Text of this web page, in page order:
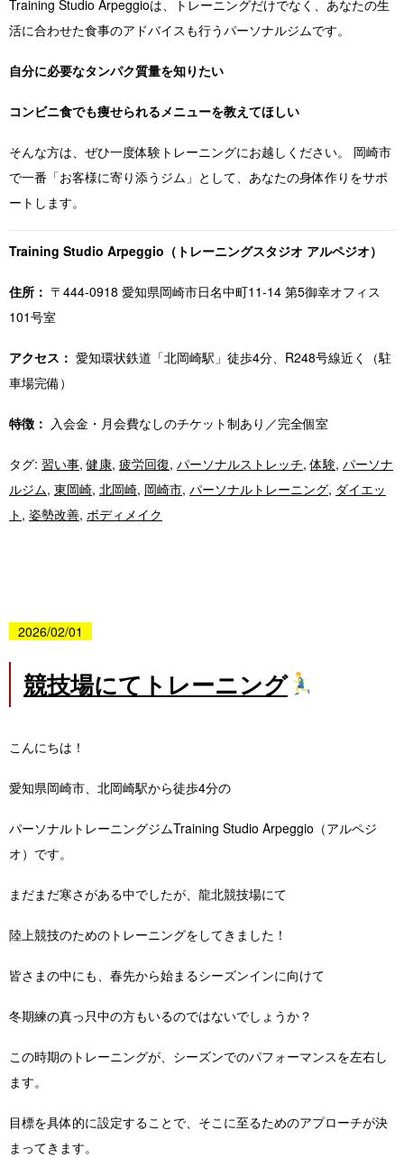
Training Studio Arpeggioは、トレーニングだけでなく、あなたの生
活に合わせた食事のアドバイスも行うパーソナルジムです。
自分に必要なタンパク質量を知りたい
コンビニ食でも痩せられるメニューを教えてほしい
そんな方は、ぜひ一度体験トレーニングにお越しください。 岡崎市
で一番「お客様に寄り添うジム」として、あなたの身体作りをサポ
ートします。
Training Studio Arpeggio（トレーニングスタジオ アルペジオ）
住所： 〒444-0918 愛知県岡崎市日名中町11-14 第5御幸オフィス
101号室
アクセス： 愛知環状鉄道「北岡崎駅」徒歩4分、R248号線近く（駐
車場完備）
特徴： 入会金・月会費なしのチケット制あり／完全個室
タグ: 習い事,健康, 疲労回復, パーソナルストレッチ,体験, パーソナ
ルジム, 東岡崎, 北岡崎, 岡崎市, パーソナルトレーニング, ダイエッ
ト , 姿勢改善, ボディメイク
2026/02/01
競技場にてトレーニング
こんにちは！
愛知県岡崎市、北岡崎駅から徒歩4分の
パーソナルトレーニングジムTraining Studio Arpeggio（アルペジ
オ）です。
まだまだ寒さがある中でしたが、龍北競技場にて
陸上競技のためのトレーニングをしてきました！
皆さまの中にも、春先から始まるシーズンインに向けて
冬期練の真っ只中の方もいるのではないでしょうか？
この時期のトレーニングが、シーズンでのパフォーマンスを左右し
ます。
目標を具体的に設定することで、そこに至るためのアプローチが決
まってきます。